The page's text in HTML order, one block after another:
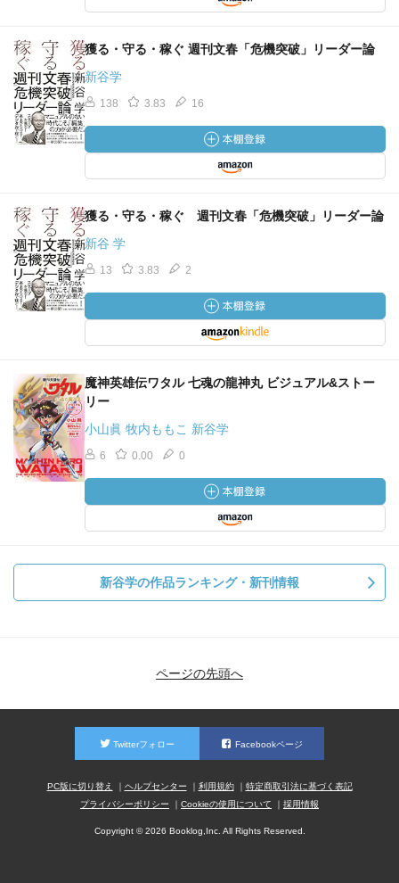
獲る・守る・稼ぐ 週刊文春「危機突破」リーダー論
新谷学
138 3.83 16
獲る・守る・稼ぐ 週刊文春「危機突破」リーダー論
新谷 学
13 3.83 2
魔神英雄伝ワタル 七魂の龍神丸 ビジュアル&ストー
リー
小山眞 牧内ももこ 新谷学
6 0.00 0
新谷学の作品ランキング・新刊情報
ページの先頭へ
Twitterフォロー Facebookページ
PC版に切り替え ヘルプセンター 利用規約
特定商取引法に基づく表記
プライバシーポリシー
Cookieの使用について 採用情報
Copyright © 2026 Booklog,Inc. All Rights Reserved.